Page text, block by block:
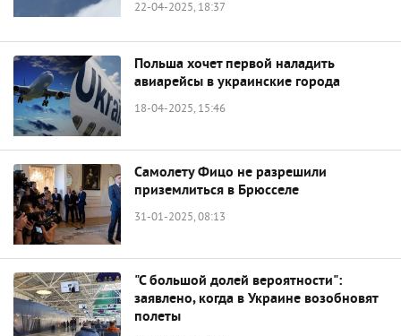
22-04-2025, 18:37
Польша хочет первой наладить
авиарейсы в украинские города
18-04-2025, 15:46
Самолету Фицо не разрешили
приземлиться в Брюсселе
31-01-2025, 08:13
"С большой долей вероятности":
заявлено, когда в Украине возобновят
полеты